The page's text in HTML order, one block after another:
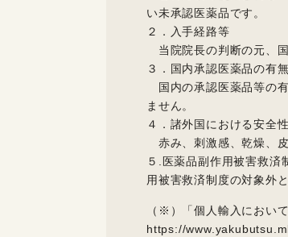
い未承認医薬品です。
２．入手経路等
当院院長の判断の元、
３．国内承認医薬品の有無
国内の承認医薬品等の
ません。
４．諸外国における安全
赤み、刺激感、乾燥、
５.医薬品副作用被害救済
用被害救済制度の対象外
（※）「個人輸入におい
https://